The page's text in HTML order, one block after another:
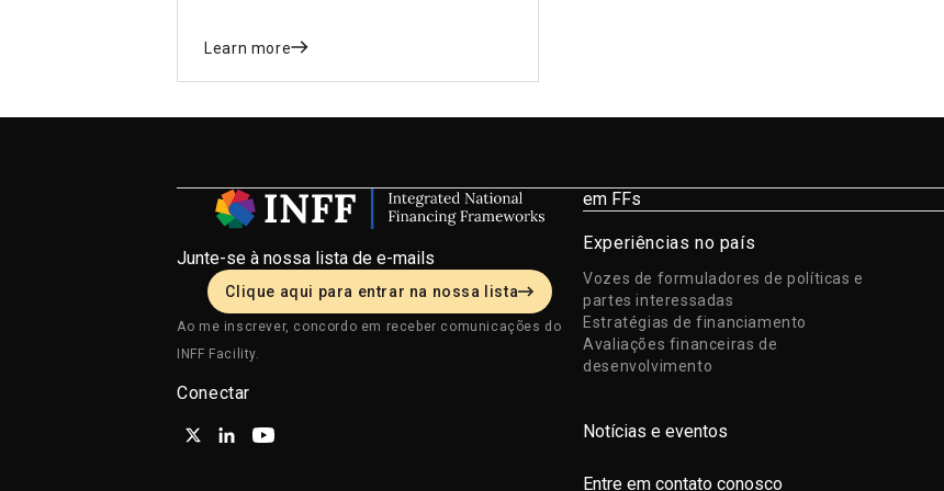
Learn more
Junte-se à nossa lista de e-mails
Clique aqui para entrar na nossa lista
Ao me inscrever, concordo em receber comunicações do
INFF Facility.
Conectar
em FFs
Experiências no país
Vozes de formuladores de políticas e
partes interessadas
Estratégias de financiamento
Avaliações financeiras de
desenvolvimento
Notícias e eventos
Entre em contato conosco